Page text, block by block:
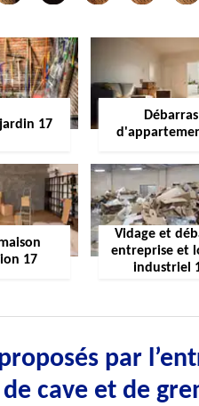
17
Débarras
17
Vidage et
entreprise et
industriel
par
cave et de